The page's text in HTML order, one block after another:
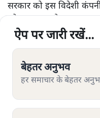
सरकार को इस विदेशी
को ख़तरा था तो आज क्या
ट्रम्प को खुश करने के लिए
सरकार न भूले कि दो दिन
के विदेशमंत्री से कहा था
रोक दे तो उस देश का पूरा
जाएगा। साथ ही
की सभी इंटेलिजेंस शेयरिंग
ऐप पर जारी रखें...
बेहतर अनुभव
हर समाचार के बेहतर
ऐप पर जारी रखें...
बेहतर अनुभव
हर समाचार के बेहतर
ऐप पर जारी रखें...
बेहतर अनुभव
हर समाचार के बेहतर
ऐप पर जारी रखें...
बेहतर अनुभव
हर समाचार के बेहतर
ऐप पर जारी रखें...
बेहतर अनुभव
हर समाचार के बेहतर
ऐप पर जारी रखें...
बेहतर अनुभव
हर समाचार के बेहतर
ऐप पर जारी रखें...
बेहतर अनुभव
हर समाचार के बेहतर